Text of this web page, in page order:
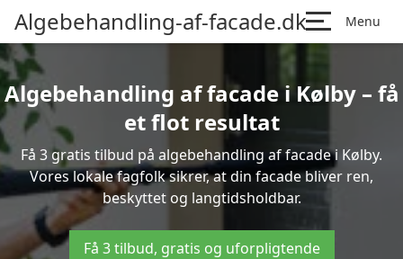
Algebehandling-af-facade.dk Menu
Algebehandling af facade i Kølby – få
et flot resultat
Få 3 gratis tilbud på algebehandling af facade i Kølby.
Vores lokale fagfolk sikrer, at din facade bliver ren,
beskyttet og langtidsholdbar.
Få 3 tilbud, gratis og uforpligtende